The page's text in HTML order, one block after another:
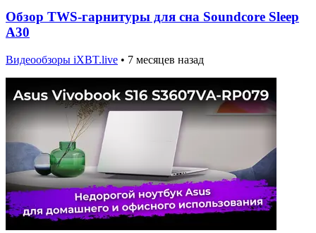
Обзор TWS-гарнитуры для сна Soundcore Sleep
A30
Видеообзоры iXBT.live • 7 месяцев назад